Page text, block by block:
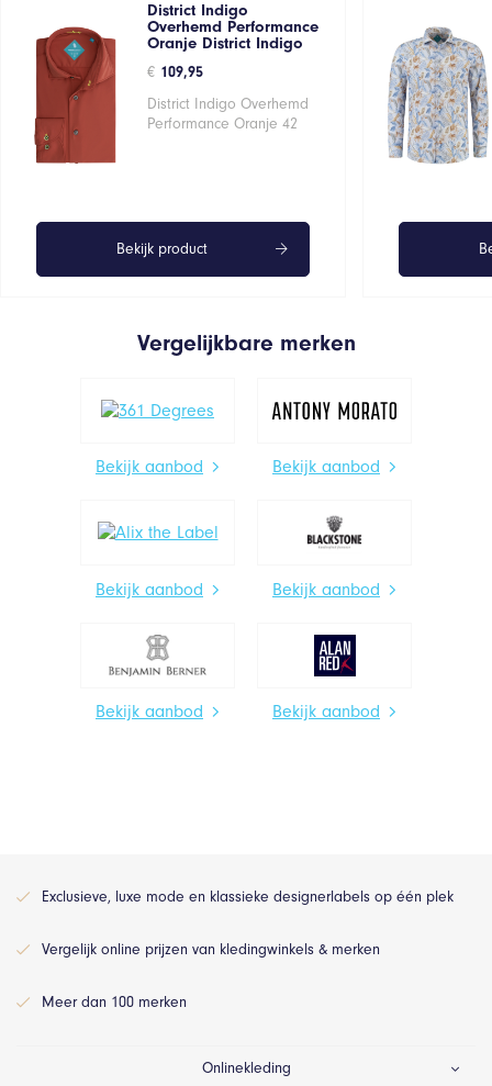
District Indigo
Overhemd Performance
Oranje District Indigo
€ 109,95
District Indigo Overhemd
Performance Oranje 42
Bekijk product
Vergelijkbare merken
Bekijk aanbod Bekijk aanbod
Bekijk aanbod Bekijk aanbod
Bekijk aanbod Bekijk aanbod
Exclusieve, luxe mode en klassieke designerlabels op één plek
Vergelijk online prijzen van kledingwinkels & merken
Meer dan 100 merken
Onlinekleding